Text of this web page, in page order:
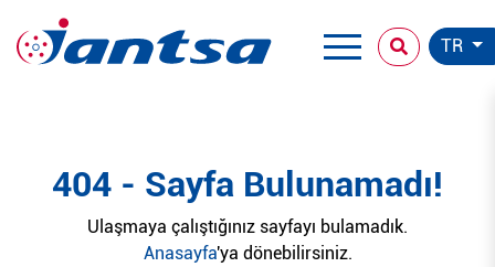
TR
404 - Sayfa Bulunamadı!
Ulaşmaya çalıştığınız sayfayı bulamadık.
Anasayfa'ya dönebilirsiniz.